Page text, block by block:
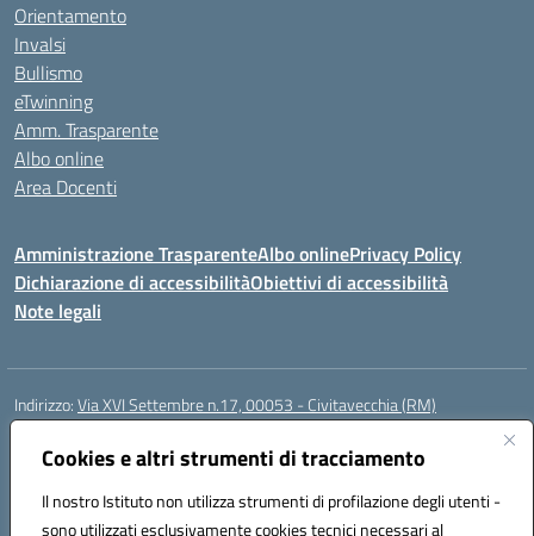
Cookies e altri strumenti di tracciamento
Il nostro Istituto non utilizza strumenti di profilazione degli utenti -
sono utilizzati esclusivamente cookies tecnici necessari al
Orientamento
Invalsi
Bullismo
eTwinning
Amm. Trasparente
Albo online
Area Docenti
Amministrazione TrasparenteAlbo onlinePrivacy Policy
Dichiarazione di accessibilitàObiettivi di accessibilità
Note legali
Indirizzo:Via XVI Settembre n.17, 00053 - Civitavecchia (RM)
Centralino:
Posta elettronica certificata (PEC):rmic8gq00r@pec.istruzione.it
Codice fiscale: 91064900581
Codice meccanografico:RMIC8GQ00R